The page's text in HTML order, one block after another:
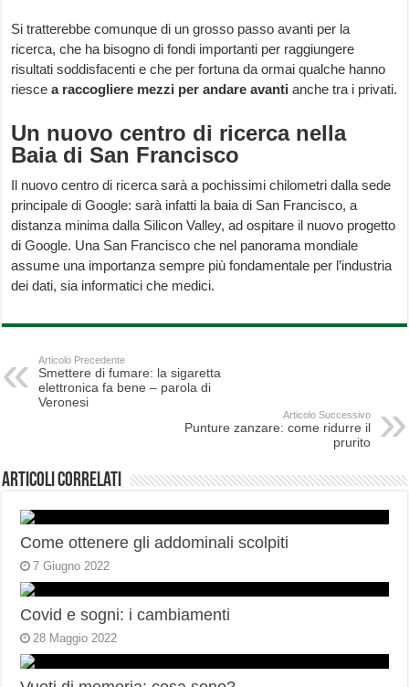
Si tratterebbe comunque di un grosso passo avanti per la
ricerca, che ha bisogno di fondi importanti per raggiungere
risultati soddisfacenti e che per fortuna da ormai qualche hanno
riescea raccogliere mezzi per andare avantianche tra i privati.
Un nuovo centro di ricerca nella
Baia di San Francisco
Il nuovo centro di ricerca sarà a pochissimi chilometri dalla sede
principale di Google: sarà infatti la baia di San Francisco, a
distanza minima dalla Silicon Valley, ad ospitare il nuovo progetto
di Google. Una San Francisco che nel panorama mondiale
assume una importanza sempre più fondamentale per l’industria
dei dati, sia informatici che medici.
Articolo Precedente
Smettere di fumare: la sigaretta
elettronica fa bene – parola di
Veronesi
Articolo Successivo
Punture zanzare: come ridurre il
prurito
Articoli correlati
Come ottenere gli addominali scolpiti
7 Giugno 2022
Covid e sogni: i cambiamenti
28 Maggio 2022